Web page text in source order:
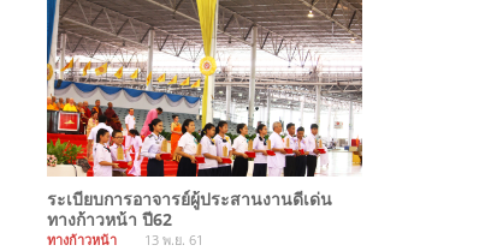
ระเบียบการอาจารย์ผู้ประสานงานดีเด่น
ทางก้าวหน้า ปี62
ทางก้าวหน้า 13 พ.ย. 61